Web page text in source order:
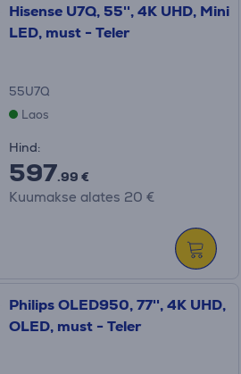
Hisense U7Q, 55'', 4K UHD, Mini
LED, must - Teler
55U7Q
Laos
Hind:
597.99 €
Kuumakse alates 20 €
Philips OLED950, 77'', 4K UHD,
OLED, must - Teler